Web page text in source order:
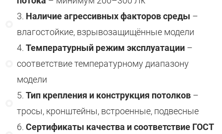
Наличие агрессивных факторов среды –
влагостойкие, взрывозащищённые модели
Температурный режим эксплуатации–
соответствие температурному диапазону
модели
Тип крепления и конструкция потолков–
тросы, кронштейны, встроенные, подвесные
Сертификаты качества и соответствие ГОСТ